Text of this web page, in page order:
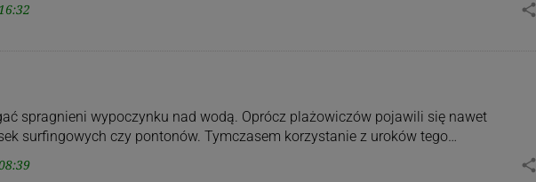
share
spragnieni wypoczynku nad wodą. Oprócz plażowiczów pojawili się nawet
surfingowych czy pontonów. Tymczasem korzystanie z uroków tego…
share